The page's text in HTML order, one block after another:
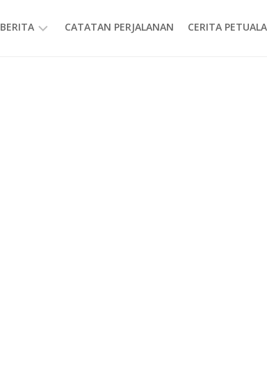
BERITA CATATAN PERJALANAN CERITA